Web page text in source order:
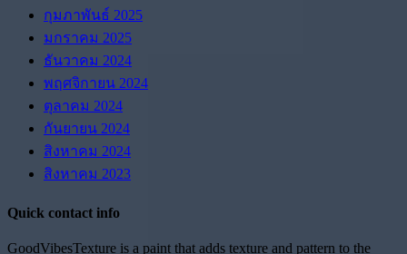
กุมภาพันธ์ 2025
มกราคม 2025
ธันวาคม 2024
พฤศจิกายน 2024
ตุลาคม 2024
กันยายน 2024
สิงหาคม 2024
สิงหาคม 2023
Quick contact info
GoodVibesTexture is a paint that adds texture and pattern to the